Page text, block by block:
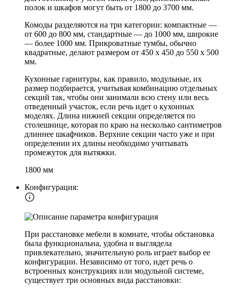
полок и шкафов могут быть от 1800 до 3700 мм.
Комоды разделяются на три категории: компактные —
от 600 до 800 мм, стандартные — до 1000 мм, широкие
— более 1000 мм. Прикроватные тумбы, обычно
квадратные, делают размером от 450 х 450 до 550 х 500
мм.
Кухонные гарнитуры, как правило, модульные, их
размер подбирается, учитывая комбинацию отдельных
секций так, чтобы они занимали всю стену или весь
отведенный участок, если речь идет о кухонных
моделях. Длина нижней секции определяется по
столешнице, которая по краю на несколько сантиметров
длиннее шкафчиков. Верхние секции часто уже и при
определении их длины необходимо учитывать
промежуток для вытяжки.
1800 мм
Конфигурация:
При расстановке мебели в комнате, чтобы обстановка
была функциональна, удобна и выглядела
привлекательно, значительную роль играет выбор ее
конфигурации. Независимо от того, идет речь о
встроенных конструкциях или модульной системе,
существует три основных вида расстановки: